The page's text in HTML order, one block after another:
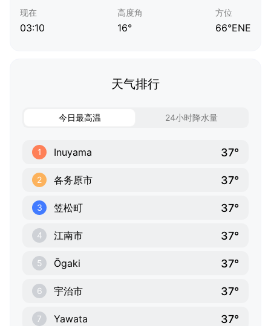
现在
03:10
高度角
16°
方位
66°ENE
天气排行
今日最高温 24小时降水量
1 Inuyama 37°
2 各务原市 37°
3 笠松町 37°
4 江南市 37°
5 Ōgaki 37°
6 宇治市 37°
7 Yawata 37°